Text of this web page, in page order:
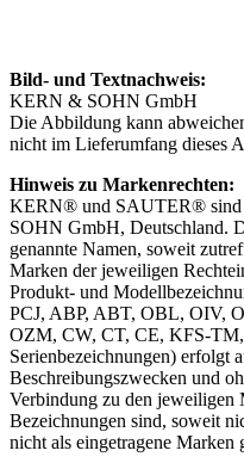
Bild- und Textnachweis:
KERN & SOHN GmbH
Die Abbildung kann
nicht im Lieferumfang dieses
Hinweis zu Markenrechten:
KERN® und SAUTER® sind
SOHN GmbH, Deutschland.
genannte Namen, soweit
Marken der jeweiligen
Produkt- und
PCJ, ABP, ABT, OBL, OIV,
OZM, CW, CT, CE, KFS-
Serienbezeichnungen) erfolgt
Beschreibungszwecken und
Verbindung zu den jeweiligen
Bezeichnungen sind, soweit
nicht als eingetragene Marken